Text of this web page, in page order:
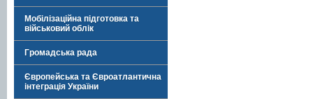
Мобілізаційна підготовка та
військовий облік
Громадська рада
Європейська та Євроатлантична
інтеграція України